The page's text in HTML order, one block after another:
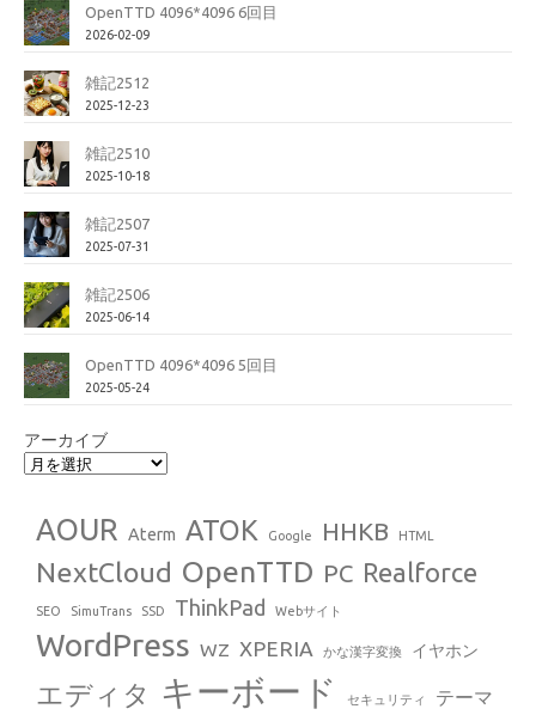
OpenTTD 4096*4096 6回目
2026-02-09
雑記2512
2025-12-23
雑記2510
2025-10-18
雑記2507
2025-07-31
雑記2506
2025-06-14
OpenTTD 4096*4096 5回目
2025-05-24
アーカイブ
AOUR Aterm ATOK Google HHKB HTML
NextCloud OpenTTD PC Realforce
SEO SimuTrans SSD ThinkPad Webサイト
WordPress WZ XPERIA かな漢字変換 イヤホン
エディタ キーボード セキュリティ テーマ